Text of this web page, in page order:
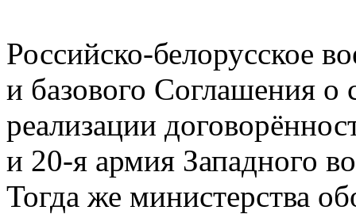
Российско-белорусское
и базового Соглашения о
реализации
и 20-я армия Западного
Тогда же министерства